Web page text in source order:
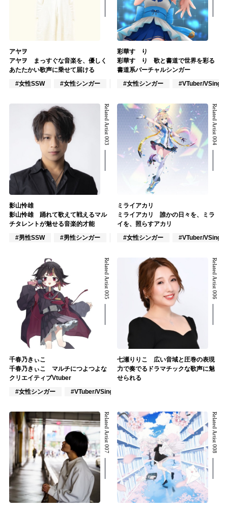
アヤヲ
アヤヲ まっすぐな音楽を、優しく
あたたかい歌声に乗せて届ける
#女性SSW
#女性シンガー #女性シンガーグループ
彩華すゞり
彩華すゞり 歌と書道で世界を彩る
書道系バーチャルシンガー
#女性シンガー
#VTuber/VSinger
Related Artist 003
影山怜雄
影山怜雄 踊れて歌えて戦えるマル
チタレントが魅せる音楽的才能
#男性SSW
#男性シンガー #作詞/作曲家
Related Artist 004
ミライアカリ
ミライアカリ 誰かの日々を、ミラ
イを、照らすアカリ
#女性シンガー
#VTuber/VSinger
Related Artist 005
千春乃きぃこ
千春乃きぃこ マルチにつよつよな
クリエイティブVtuber
#女性シンガー
#VTuber/VSinger
Related Artist 006
七瀬りりこ 広い音域と圧巻の表現
力で奏でるドラマチックな歌声に魅
せられる
Related Artist 007 Related Artist 008